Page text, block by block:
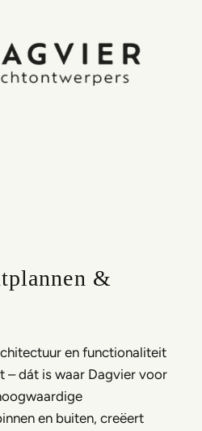
&
en functionaliteit
– dát is waar Dagvier voor
en buiten, creëert